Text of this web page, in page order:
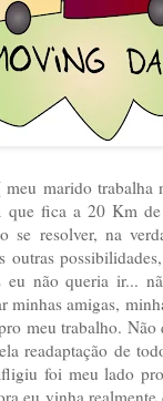
marido
que fica a 20 Km
se resolver, na
não queria ir...
amigas,
meu trabalho.
readaptação de
foi meu lado